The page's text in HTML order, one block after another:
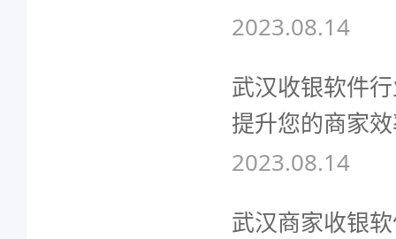
2023.08.14
武汉收银软件
提升您的商家
2023.08.14
武汉商家收银